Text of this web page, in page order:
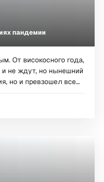
пандемии
От високосного года,
и не ждут, но нынешний
но и превзошел все